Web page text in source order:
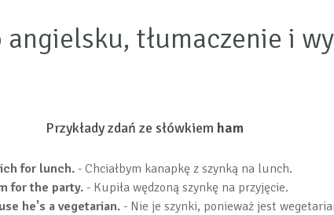
angielsku, tłumaczenie i
Przykłady zdań ze słówkiem ham
for lunch.- Chciałbym kanapkę z szynką na lunch.
for the party.- Kupiła wędzoną szynkę na przyjęcie.
he's a vegetarian. - Nie je szynki, ponieważ jest